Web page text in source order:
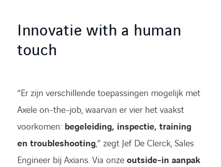
Innovatie with a human
touch
“Er zijn verschillende toepassingen mogelijk met
Axele on-the-job, waarvan er vier het vaakst
voorkomen: begeleiding, inspectie, training
en troubleshooting,” zegt Jef De Clerck, Sales
Engineer bij Axians. Via onze outside-in aanpak